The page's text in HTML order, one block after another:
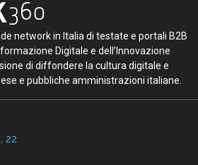
network in Italia di testate e portali B2B
Digitale e dell’Innovazione
di diffondere la cultura digitale e
e pubbliche amministrazioni italiane.
22